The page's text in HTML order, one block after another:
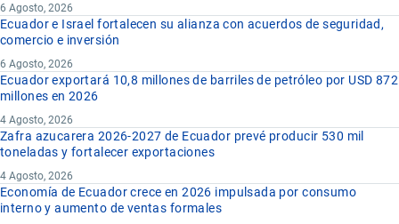
6 Agosto, 2026
Ecuador e Israel fortalecen su alianza con acuerdos de seguridad,
comercio e inversión
6 Agosto, 2026
Ecuador exportará 10,8 millones de barriles de petróleo por USD 872
millones en 2026
4 Agosto, 2026
Zafra azucarera 2026-2027 de Ecuador prevé producir 530 mil
toneladas y fortalecer exportaciones
4 Agosto, 2026
Economía de Ecuador crece en 2026 impulsada por consumo
interno y aumento de ventas formales